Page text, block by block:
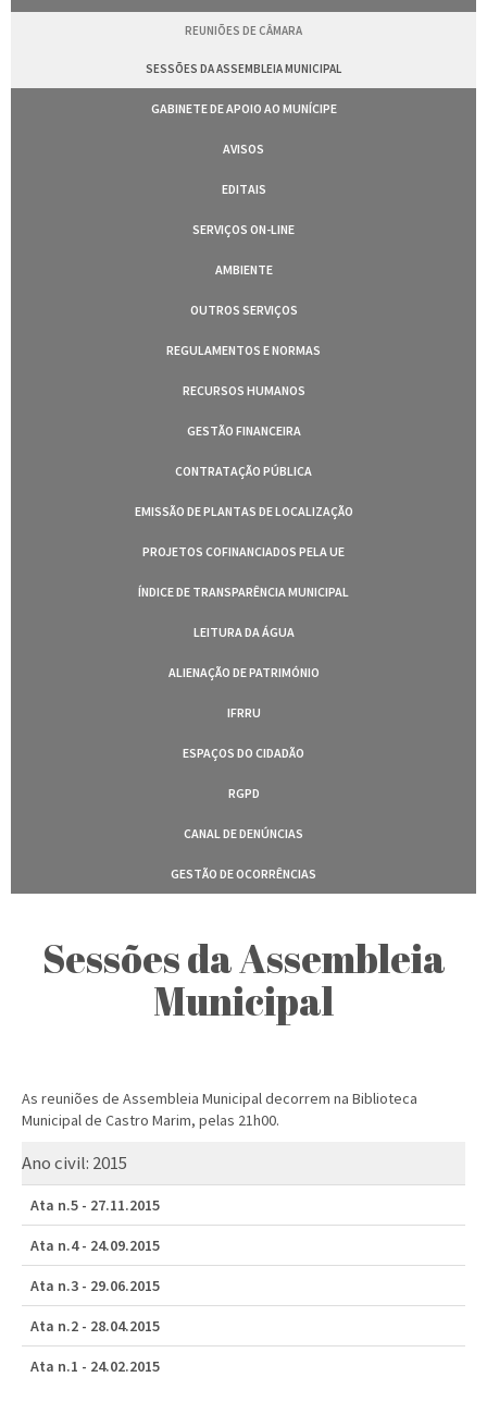
REUNIÕES DE CÂMARA
SESSÕES DA ASSEMBLEIA MUNICIPAL
GABINETE DE APOIO AO MUNÍCIPE
AVISOS
EDITAIS
SERVIÇOS ON-LINE
AMBIENTE
OUTROS SERVIÇOS
REGULAMENTOS E NORMAS
RECURSOS HUMANOS
GESTÃO FINANCEIRA
CONTRATAÇÃO PÚBLICA
EMISSÃO DE PLANTAS DE LOCALIZAÇÃO
PROJETOS COFINANCIADOS PELA UE
ÍNDICE DE TRANSPARÊNCIA MUNICIPAL
LEITURA DA ÁGUA
ALIENAÇÃO DE PATRIMÓNIO
IFRRU
ESPAÇOS DO CIDADÃO
RGPD
CANAL DE DENÚNCIAS
GESTÃO DE OCORRÊNCIAS
Sessões da Assembleia
Municipal
As reuniões de Assembleia Municipal decorrem na Biblioteca
Municipal de Castro Marim, pelas 21h00.
Ano civil: 2015
Ata n.5 - 27.11.2015
Ata n.4 - 24.09.2015
Ata n.3 - 29.06.2015
Ata n.2 - 28.04.2015
Ata n.1 - 24.02.2015